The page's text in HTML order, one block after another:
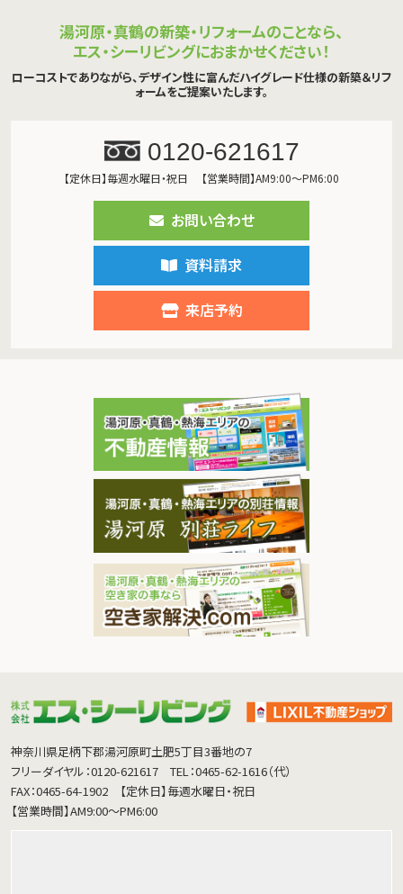
湯河原・真鶴の新築・リフォームのことなら、
エス・シーリビングにおまかせください！
ローコストでありながら、デザイン性に富んだハイグレード仕様の新築＆リフ
ォームをご提案いたします。
0120-621617
【定休日】毎週水曜日・祝日 【営業時間】AM9:00～PM6:00
お問い合わせ
資料請求
来店予約
神奈川県足柄下郡湯河原町土肥5丁目3番地の7
フリーダイヤル：0120-621617
TEL：0465-62-1616（代）
FAX：0465-64-1902
【定休日】毎週水曜日・祝日
【営業時間】AM9:00～PM6:00